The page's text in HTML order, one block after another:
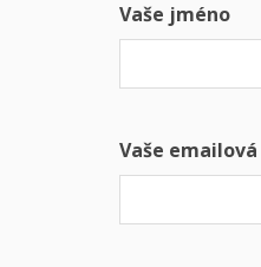
Vaše jméno
Vaše